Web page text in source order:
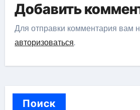
Добавить
Для отправки комментария вам
авторизоваться.
Поиск